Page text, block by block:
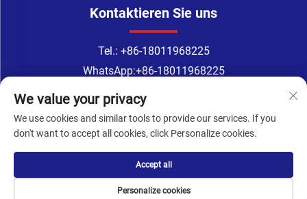
Kontaktieren Sie uns
Tel.: +86-18011968225
WhatsApp:+86-18011968225
E-Mail:
Address: Nr. 133-1, Tingyuan-Straße, Xingang-Oststraße, Bezirk
Haizhu, Guangzhou
Urheberrechte © Guangzhou Heda Import and Export
Co., Ltd. Alle Rechte vorbehalten -
We value your privacy
We use cookies and similar tools to provide our services. If you
don't want to accept all cookies, click Personalize cookies.
Personalize cookies
Accept all